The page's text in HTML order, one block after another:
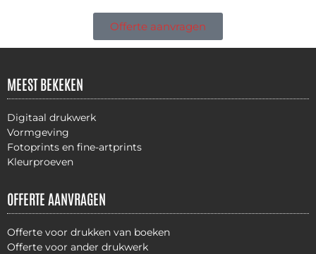
Offerte aanvragen
MEEST BEKEKEN
Digitaal drukwerk
Vormgeving
Fotoprints en fine-artprints
Kleurproeven
OFFERTE AANVRAGEN
Offerte voor drukken van boeken
Offerte voor ander drukwerk